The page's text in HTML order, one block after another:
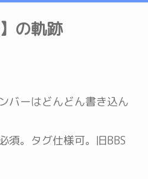
の軌跡
バーはどんどん書き込ん
須。タグ仕様可。旧BBS